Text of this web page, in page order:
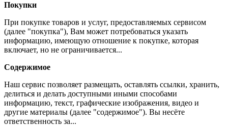
Покупки
При покупке товаров и услуг, предоставляемых сервисом
(далее "покупка"), Вам может потребоваться указать
информацию, имеющую отношение к покупке, которая
включает, но не ограничивается...
Содержимое
Наш сервис позволяет размещать, оставлять ссылки, хранить,
делиться и делать доступными иными способами
информацию, текст, графические изображения, видео и
другие материалы (далее "содержимое"). Вы несёте
ответственность за...